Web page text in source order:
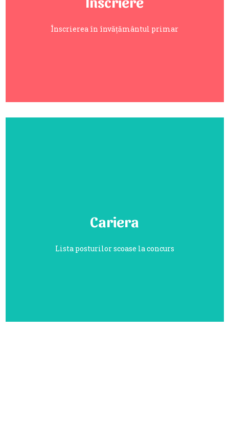
Înscrierea în învățământul primar
Cariera
Lista posturilor scoase la concurs
Lista posturilor scoase la concurs.